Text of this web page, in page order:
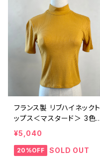
フランス製 リブハイネックト
ップス＜マスタード＞ 3色
展開
¥5,040
20%OFF SOLD OUT